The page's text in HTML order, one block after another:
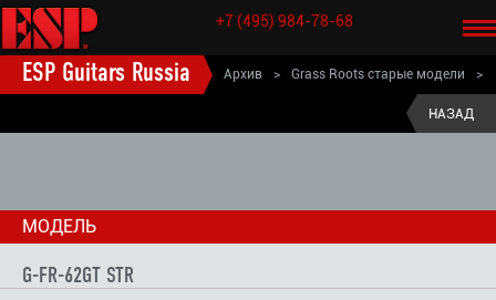
+7 (495) 984-78-68
ESP Guitars Russia Архив > Grass Roots старые модели >
G-FR-62GT STR НАЗАД
МОДЕЛЬ
G-FR-62GT STR